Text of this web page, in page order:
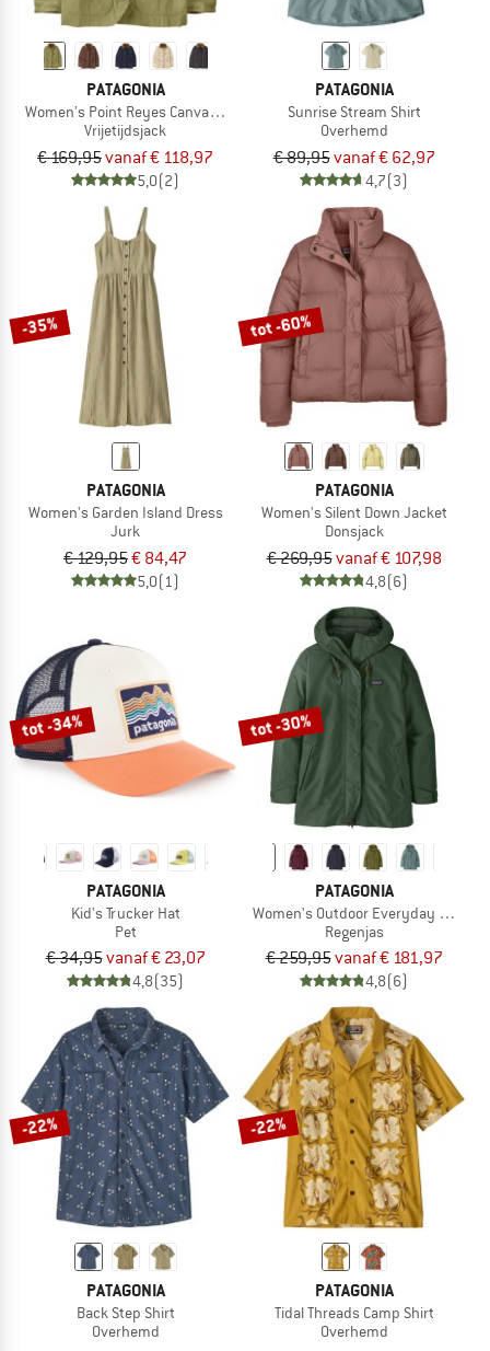
PATAGONIA
Women's Point Reyes Canvas Coat
Vrijetijdsjack
€ 169,95vanaf € 118,97
5,0(2)
PATAGONIA
Sunrise Stream Shirt
Overhemd
€ 89,95vanaf € 62,97
4,7(3)
-35%
PATAGONIA
Women's Garden Island Dress
Jurk
€ 129,95€ 84,47
5,0(1)
tot -60%
PATAGONIA
Women's Silent Down Jacket
Donsjack
€ 269,95vanaf € 107,98
4,8(6)
tot -34%
PATAGONIA
Kid's Trucker Hat
Pet
€ 34,95vanaf € 23,07
4,8(35)
tot -30%
PATAGONIA
Women's Outdoor Everyday Rain
Regenjas
€ 259,95vanaf € 181,97
4,8(6)
-22%
PATAGONIA
Back Step Shirt
Overhemd
-22%
PATAGONIA
Tidal Threads Camp Shirt
Overhemd